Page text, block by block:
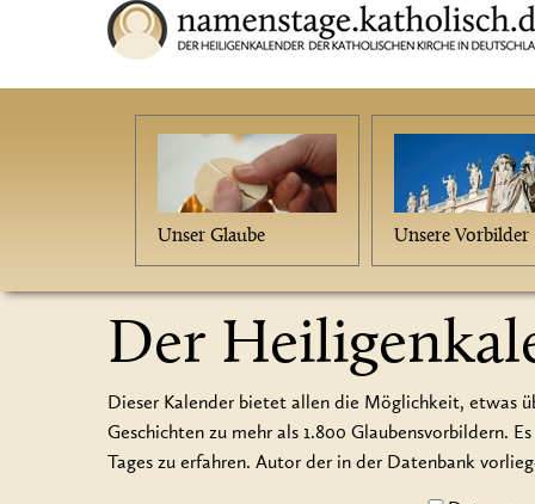
Unser Glaube Unsere Vorbilder
Der
Dieser Kalender bietet allen die Möglichkeit, etwas
Geschichten zu mehr als 1.800 Glaubensvorbildern.
Tages zu erfahren. Autor der in der Datenbank